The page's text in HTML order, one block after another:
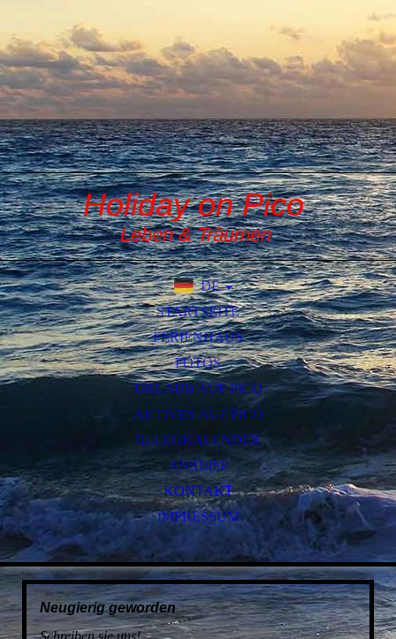
Holiday on Pico
Leben & Träumen
DE
EN
STARTSEITE
FERIENHAUS
FOTOS
URLAUB AUF PICO
AKTIVES AUF PICO
BELEGKALENDER
ANREISE
KONTAKT
IMPRESSUM
Neugierig geworden
Schreiben sie uns!